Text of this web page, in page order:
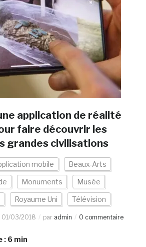
application de réalité
faire découvrir les
grandes civilisations
mobile Beaux-Arts
Monuments Musée
Royaume Uni Télévision
01/03/2018 par admin 0 commentaire
: 6 min